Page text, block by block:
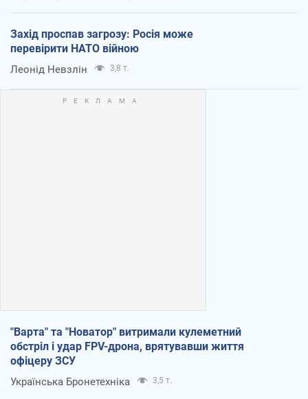
Захід проспав загрозу: Росія може
перевірити НАТО війною
Леонід Невзлін 3,8 т.
"Варта" та "Новатор" витримали кулеметний
обстріл і удар FPV-дрона, врятувавши життя
офіцеру ЗСУ
Українська Бронетехніка 3,5 т.